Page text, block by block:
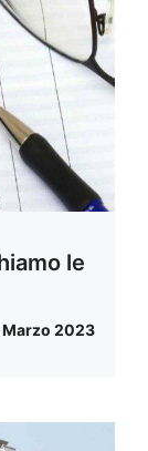
le
Marzo 2023